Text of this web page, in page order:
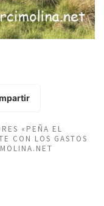
«PEÑA EL
CON LOS GASTOS